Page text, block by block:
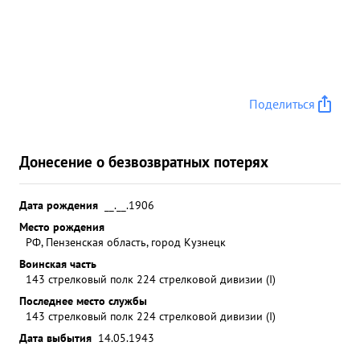
Поделиться
Донесение о безвозвратных потерях
Дата рождения
__.__.1906
Место рождения
РФ, Пензенская область, город Кузнецк
Воинская часть
143 стрелковый полк 224 стрелковой дивизии (I)
Последнее место службы
143 стрелковый полк 224 стрелковой дивизии (I)
Дата выбытия 14.05.1943